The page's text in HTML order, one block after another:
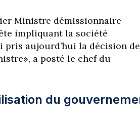
Ministre démissionnaire
impliquant la société
pris aujourd’hui la décision de
a posté le chef du
du